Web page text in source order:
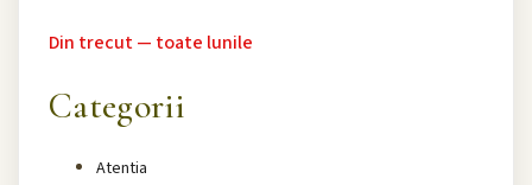
Din trecut — toate lunile
Categorii
Atentia